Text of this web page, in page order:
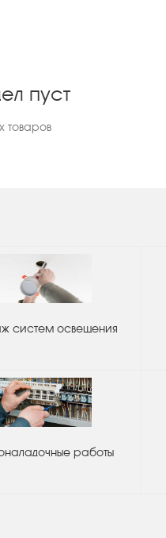
пуст
товаров
систем освещения
работы